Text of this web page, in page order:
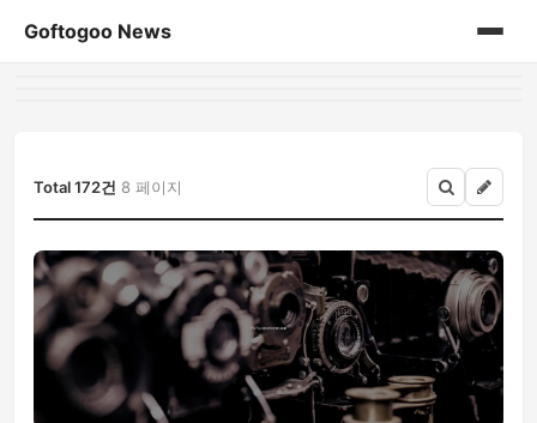
Goftogoo News
Total 172건 8 페이지